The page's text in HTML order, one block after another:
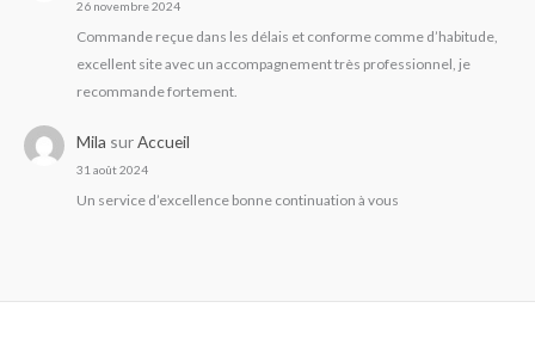
26 novembre 2024
Commande reçue dans les délais et conforme comme d’habitude,
excellent site avec un accompagnement très professionnel, je
recommande fortement.
Mila surAccueil
31 août 2024
Un service d’excellence bonne continuation à vous